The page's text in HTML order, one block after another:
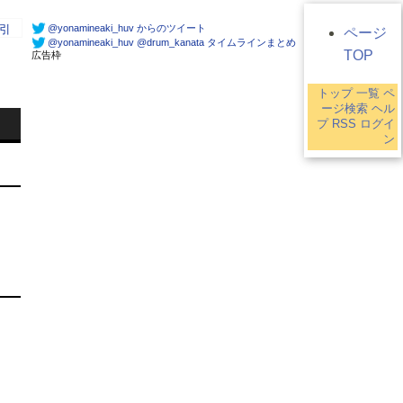
@yonamineaki_huv からのツイート
@yonamineaki_huv @drum_kanata タイムラインまとめ
広告枠
ページ
TOP
トップ 一覧 ペ
ージ検索 ヘル
プ RSS ログイ
ン